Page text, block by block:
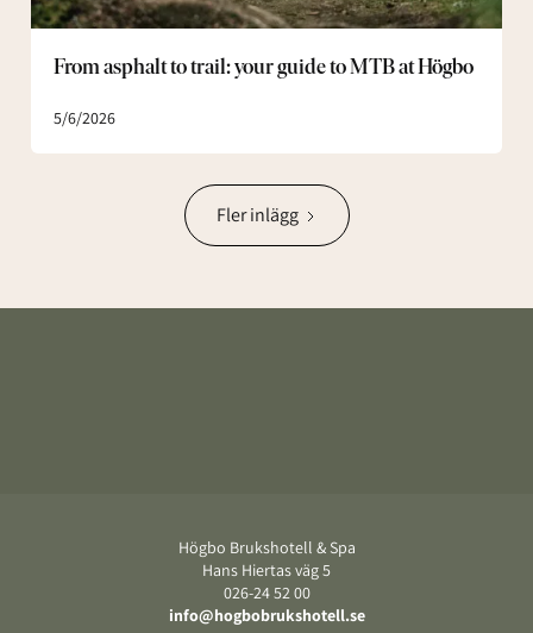
From asphalt to trail: your guide to MTB at Högbo
5/6/2026
Fler inlägg
Högbo Brukshotell & Spa
Hans Hiertas väg 5
‍026-24 52 00
info@hogbobrukshotell.se